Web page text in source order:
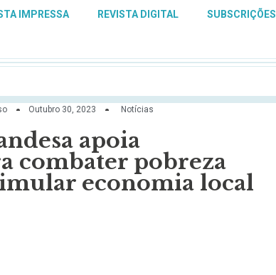
IMPRESSA REVISTA DIGITAL SUBSCRIÇÕES
Outubro 30, 2023 Notícias
apoia
combater pobreza
economia local